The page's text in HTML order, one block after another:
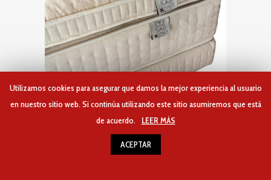
ZOOM
Utilizamos cookies para asegurar que damos la mejor experiencia al usuario
en nuestro sitio web. Si continúa utilizando este sitio asumiremos que está
de acuerdo.
LEER MÁS
ACEPTAR